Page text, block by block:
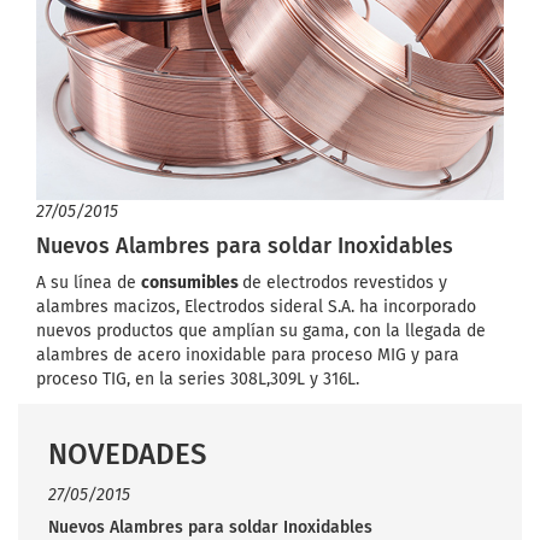
27/05/2015
Nuevos Alambres para soldar Inoxidables
A su línea de consumibles de electrodos revestidos y
alambres macizos, Electrodos sideral S.A. ha incorporado
nuevos productos que amplían su gama, con la llegada de
alambres de acero inoxidable para proceso MIG y para
proceso TIG, en la series 308L,309L y 316L.
NOVEDADES
27/05/2015
Nuevos Alambres para soldar Inoxidables